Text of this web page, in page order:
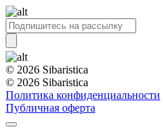
© 2026 Sibaristica
© 2026 Sibaristica
Политика конфиденциальности
Публичная оферта